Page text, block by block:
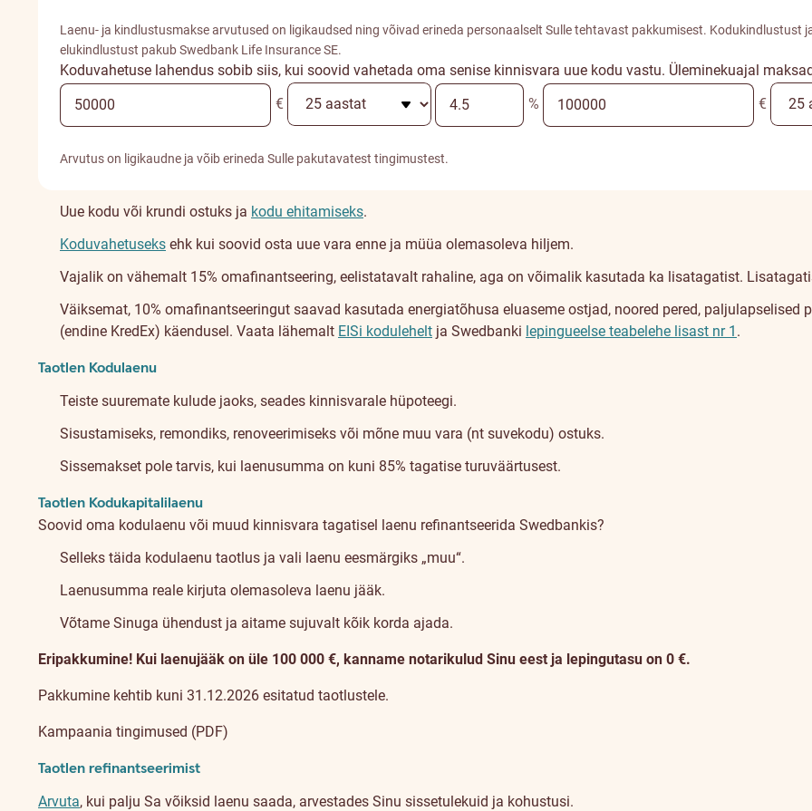
Laenu- ja kindlustusmakse arvutused on ligikaudsed ning võivad erineda personaalselt Sulle tehtavast pakkumisest. Kodukindlustust
elukindlustust pakub Swedbank Life Insurance SE.
Koduvahetuse lahendus sobib siis, kui soovid vahetada oma senise kinnisvara uue kodu vastu. Üleminekuajal
€
% €
Arvutus on ligikaudne ja võib erineda Sulle pakutavatest tingimustest.
Uue kodu või krundi ostuks ja kodu ehitamiseks.
Koduvahetuseks ehk kui soovid osta uue vara enne ja müüa olemasoleva hiljem.
Vajalik on vähemalt 15% omafinantseering, eelistatavalt rahaline, aga on võimalik kasutada ka lisatagatist.
Väiksemat, 10% omafinantseeringut saavad kasutada energiatõhusa eluaseme ostjad, noored pered, paljulapselised
(endine KredEx) käendusel. Vaata lähemalt EISi kodulehelt ja Swedbanki lepingueelse teabelehe lisast nr 1 .
Taotlen Kodulaenu
Teiste suuremate kulude jaoks, seades kinnisvarale hüpoteegi.
Sisustamiseks, remondiks, renoveerimiseks või mõne muu vara (nt suvekodu) ostuks.
Sissemakset pole tarvis, kui laenusumma on kuni 85% tagatise turuväärtusest.
Taotlen Kodukapitalilaenu
Soovid oma kodulaenu või muud kinnisvara tagatisel laenu refinantseerida Swedbankis?
Selleks täida kodulaenu taotlus ja vali laenu eesmärgiks „muu“.
Laenusumma reale kirjuta olemasoleva laenu jääk.
Võtame Sinuga ühendust ja aitame sujuvalt kõik korda ajada.
Eripakkumine! Kui laenujääk on üle 100 000 €, kanname notarikulud Sinu eest ja lepingutasu on 0 €.
Pakkumine kehtib kuni 31.12.2026 esitatud taotlustele.
Kampaania tingimused (PDF)
Taotlen refinantseerimist
Arvuta, kui palju Sa võiksid laenu saada, arvestades Sinu sissetulekuid ja kohustusi.